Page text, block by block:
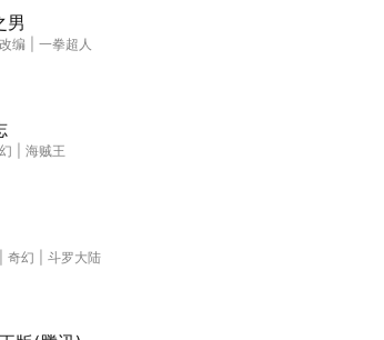
男
编
一拳超人
海贼王
奇幻
斗罗大陆